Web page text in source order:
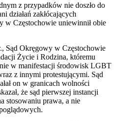
z przypadków nie doszło do
działań zakłócających
w Częstochowie uniewinnił obie
Sąd Okręgowy w Częstochowie
Życie i Rodzina, któremu
w manifestacji środowisk LGBT
z innymi protestującymi. Sąd
on w granicach wolności
że sąd pierwszej instancji
stosowaniu prawa, a nie